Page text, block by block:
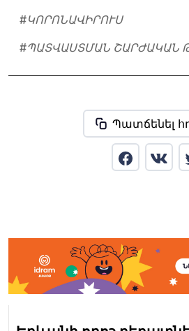
#ԿՈՐՈՆԱՎԻՐՈՒՍ
#ՊԱՏՎԱՍՏՄԱՆ ՇԱՐԺԱԿԱՆ
Պատճենել